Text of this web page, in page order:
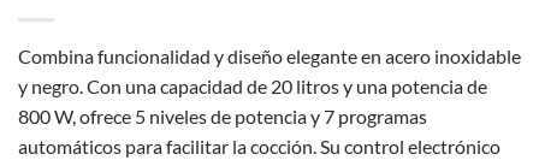
Combina funcionalidad y diseño elegante en acero inoxidable
y negro.Con una capacidad de 20 litros y una potencia de
800 W, ofrece 5 niveles de potencia y 7 programas
automáticos para facilitar la cocción.Su control electrónico